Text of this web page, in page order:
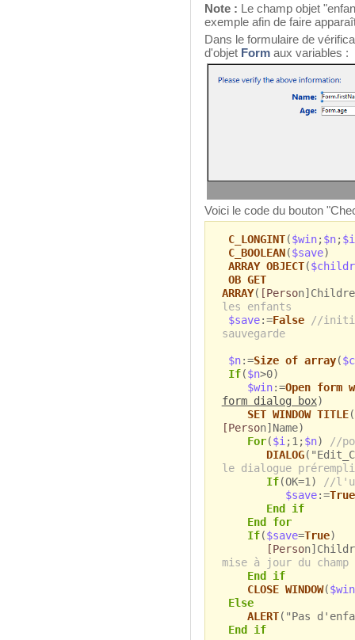
Note : Le champ objet
exemple afin de faire
Dans le formulaire de
d'objet Form aux variables :
Voici le code du bouton
C_LONGINT($win;$n;$i
C_BOOLEAN($save)
ARRAY OBJECT(
OB GET
ARRAY( [Perso
les enfants
$save:=False
//
sauvegarde
$n:=Size of array(
If($n>0)
$win:=Open form
form dialog box)
SET WINDOW TITLE
[Person]Name)
For($i ;1;$n)
//
DIALOG
le dialogue prérempli
If(OK=1)
//
$save:=True
End if
End for
If($save=True)
[Perso
mise à jour du champ
End if
CLOSE WINDOW($win
Else
ALERT("Pas
End if